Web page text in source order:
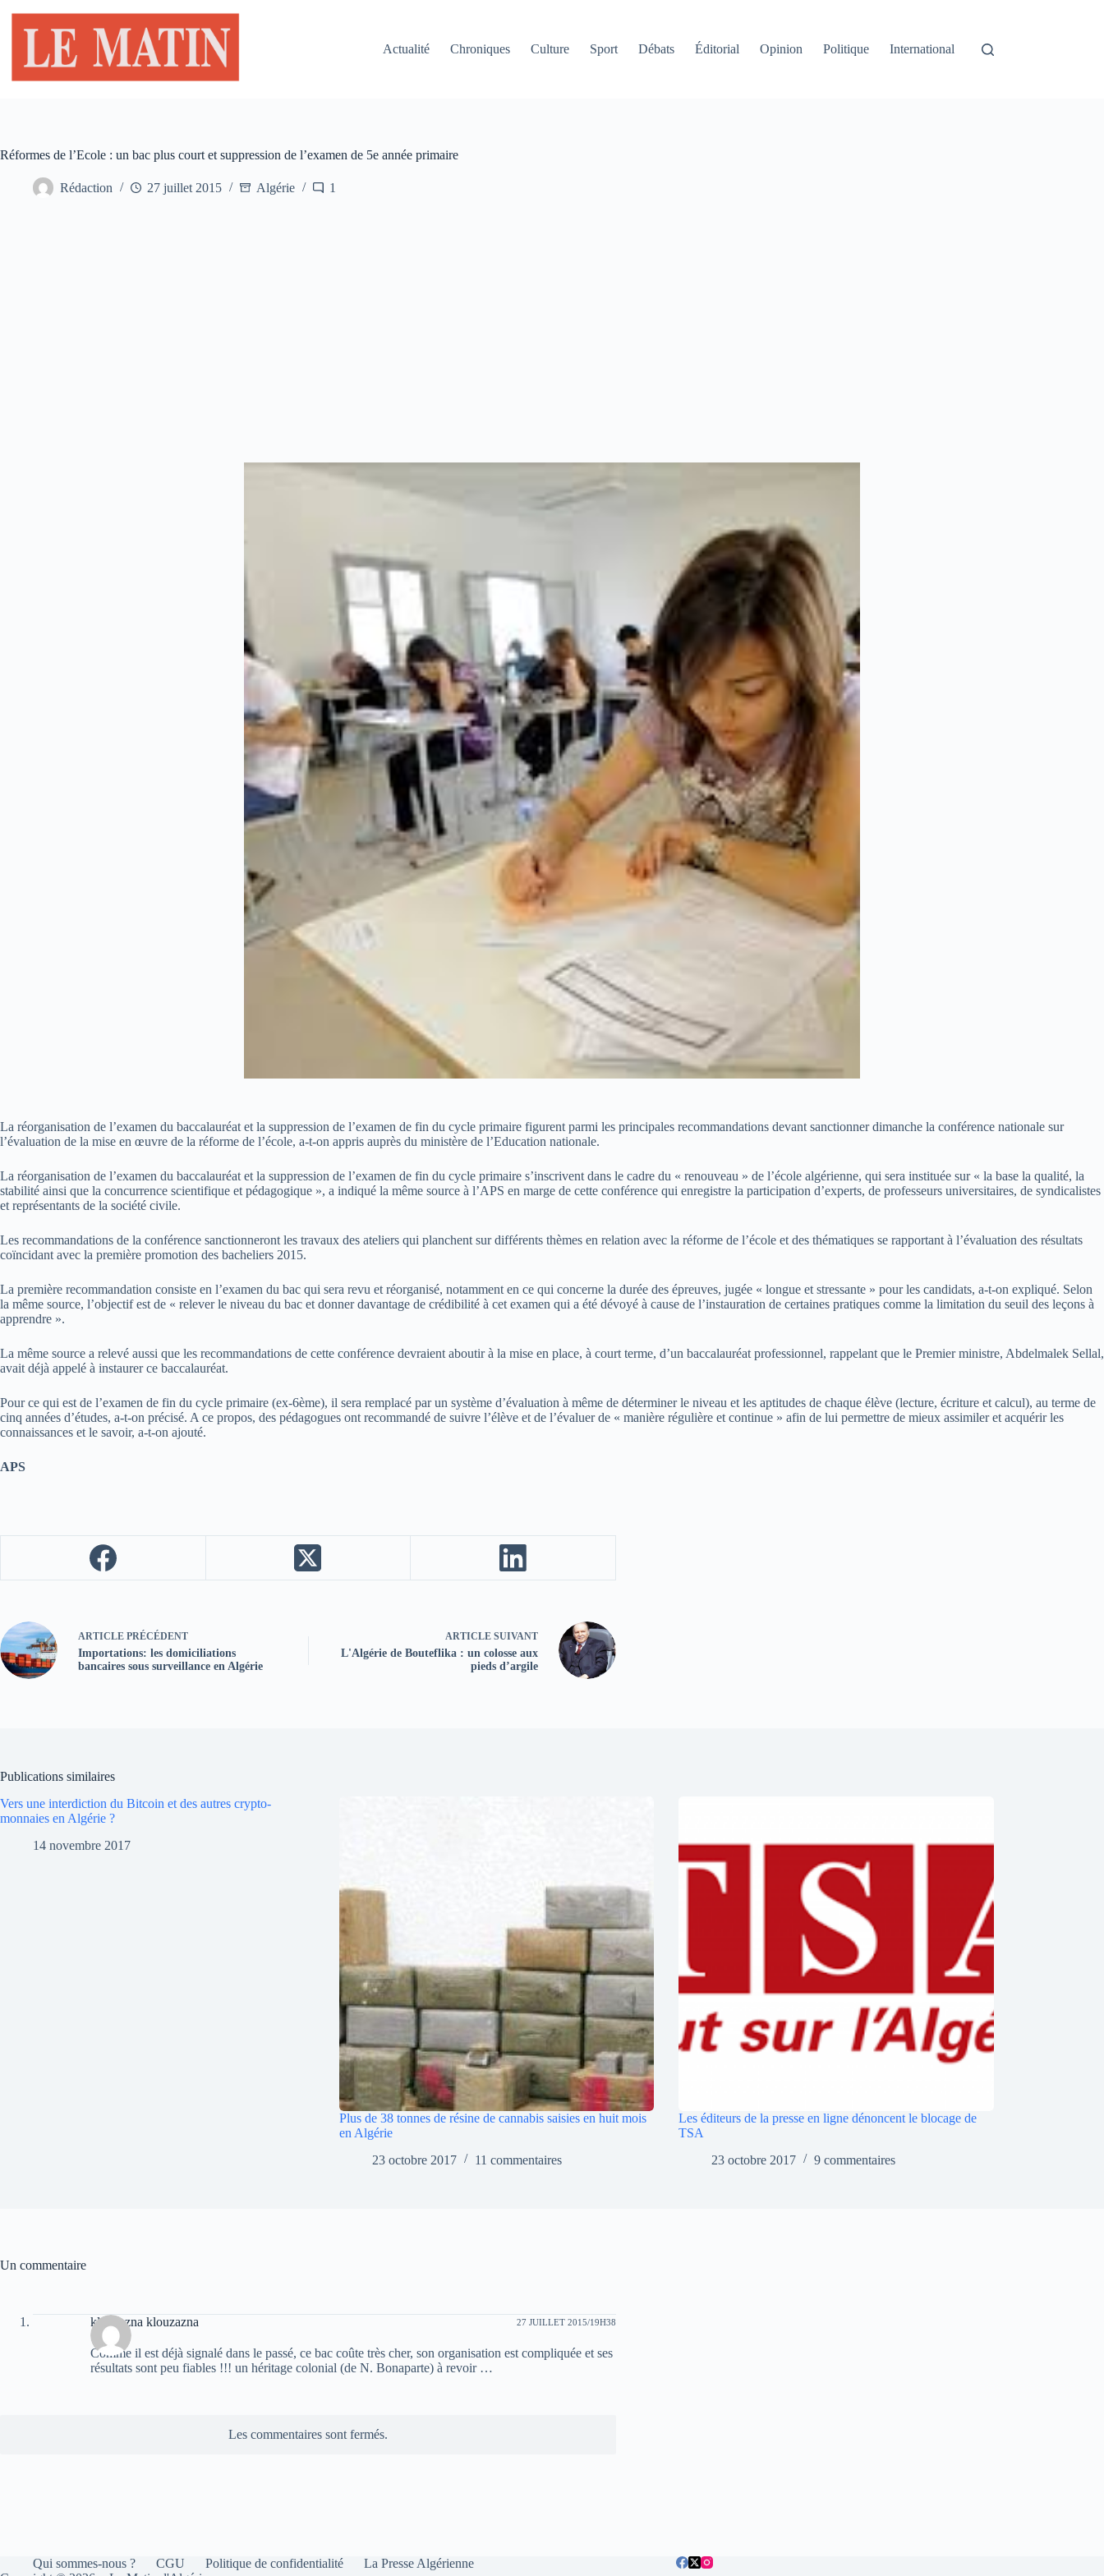
contenu
Actualité
Chroniques Culture Sport Débats Éditorial Opinion Politique International
Réformes de l’Ecole : un bac plus court et suppression de l’examen de 5e année primaire
Rédaction 27 juillet 2015 Algérie 1
La réorganisation de l’examen du baccalauréat et la suppression de l’examen de fin du cycle primaire figurent parmi les principales recommandations devant sanctionner dimanche la conférence nationale sur
l’évaluation de la mise en œuvre de la réforme de l’école, a-t-on appris auprès du ministère de l’Education nationale.
La réorganisation de l’examen du baccalauréat et la suppression de l’examen de fin du cycle primaire s’inscrivent dans le cadre du « renouveau » de l’école algérienne, qui sera instituée sur « la base la qualité, la
stabilité ainsi que la concurrence scientifique et pédagogique », a indiqué la même source à l’APS en marge de cette conférence qui enregistre la participation d’experts, de professeurs universitaires, de syndicalistes
et représentants de la société civile.
Les recommandations de la conférence sanctionneront les travaux des ateliers qui planchent sur différents thèmes en relation avec la réforme de l’école et des thématiques se rapportant à l’évaluation des résultats
coïncidant avec la première promotion des bacheliers 2015.
La première recommandation consiste en l’examen du bac qui sera revu et réorganisé, notamment en ce qui concerne la durée des épreuves, jugée « longue et stressante » pour les candidats, a-t-on expliqué. Selon
la même source, l’objectif est de « relever le niveau du bac et donner davantage de crédibilité à cet examen qui a été dévoyé à cause de l’instauration de certaines pratiques comme la limitation du seuil des leçons à
apprendre ».
La même source a relevé aussi que les recommandations de cette conférence devraient aboutir à la mise en place, à court terme, d’un baccalauréat professionnel, rappelant que le Premier ministre, Abdelmalek Sellal,
avait déjà appelé à instaurer ce baccalauréat.
Pour ce qui est de l’examen de fin du cycle primaire (ex-6ème), il sera remplacé par un système d’évaluation à même de déterminer le niveau et les aptitudes de chaque élève (lecture, écriture et calcul), au terme de
cinq années d’études, a-t-on précisé. A ce propos, des pédagogues ont recommandé de suivre l’élève et de l’évaluer de « manière régulière et continue » afin de lui permettre de mieux assimiler et acquérir les
connaissances et le savoir, a-t-on ajouté.
APS
ARTICLE PRÉCÉDENT
Importations: les domiciliations
bancaires sous surveillance en Algérie
ARTICLE SUIVANT
L'Algérie de Bouteflika : un colosse aux
pieds d’argile
Publications similaires
Vers une interdiction du Bitcoin et des autres crypto-
monnaies en Algérie ?
14 novembre 2017
Plus de 38 tonnes de résine de cannabis saisies en huit mois
en Algérie
23 octobre 2017
11 commentaires
Les éditeurs de la presse en ligne dénoncent le blocage de
TSA
23 octobre 2017
9 commentaires
Un commentaire
klouzazna klouzazna 27 JUILLET 2015/19H38
Comme il est déjà signalé dans le passé, ce bac coûte très cher, son organisation est compliquée et ses
résultats sont peu fiables !!! un héritage colonial (de N. Bonaparte) à revoir …
Les commentaires sont fermés.
Qui sommes-nous ? CGU Politique de confidentialité
La Presse Algérienne